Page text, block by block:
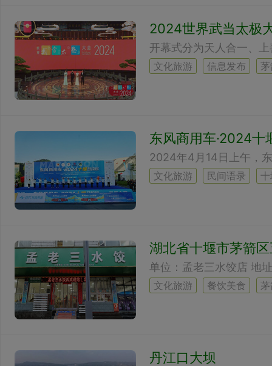
2024世界武当太极
文化旅游 信息发布
东风商用车·2024十
文化旅游 民间语录
湖北省十堰市茅箭
文化旅游 餐饮美食
丹江口大坝